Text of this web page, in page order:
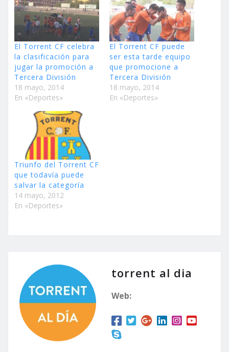
El Torrent CF celebra
la clasificación para
jugar la promoción a
Tercera División
18 mayo, 2014
En «Deportes»
El Torrent CF puede
ser esta tarde equipo
que promocione a
Tercera División
18 mayo, 2014
En «Deportes»
Triunfo del Torrent CF
que todavía puede
salvar la categoría
14 mayo, 2012
En «Deportes»
torrent al dia
Web: